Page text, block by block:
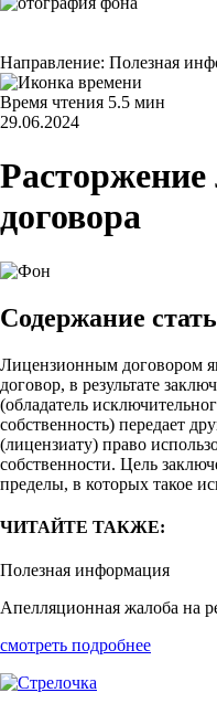
Направление: Полезная
Время чтения 5.5 мин
29.06.2024
Расторжение
договора
Содержание
Лицензионным договором
договор, в результате
(обладатель
собственность) передает
(лицензиату) право
собственности. Цель
пределы, в которых такое
ЧИТАЙТЕ ТАКЖЕ:
Полезная информация
Апелляционная жалоба на
смотреть подробнее